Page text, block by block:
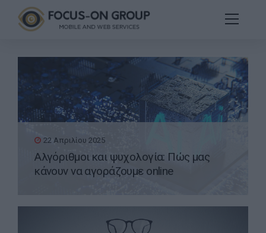
22 Απριλίου 2025
Αλγόριθμοι και ψυχολογία: Πώς μας
κάνουν να αγοράζουμε online